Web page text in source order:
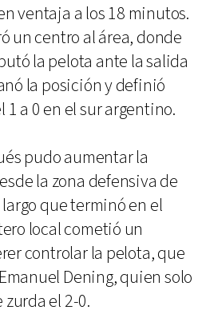
ventaja a los 18 minutos.
un centro al área, donde
la pelota ante la salida
la posición y definió
a 0 en el sur argentino.
pudo aumentar la
la zona defensiva de
que terminó en el
local cometió un
controlar la pelota, que
Dening, quien solo
el 2-0.